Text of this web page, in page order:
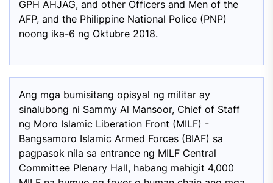
GPH AHJAG, and other Officers and Men of the
AFP, and the Philippine National Police (PNP)
noong ika-6 ng Oktubre 2018.
Ang mga bumisitang opisyal ng militar ay
sinalubong ni Sammy Al Mansoor, Chief of Staff
ng Moro Islamic Liberation Front (MILF) -
Bangsamoro Islamic Armed Forces (BIAF) sa
pagpasok nila sa entrance ng MILF Central
Committee Plenary Hall, habang mahigit 4,000